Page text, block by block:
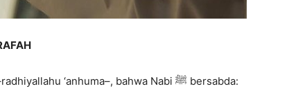
Diriwayatkan dari ‘Abdullah bin ‘Amr bin Al-‘Ash –radhiyallahu ‘anhuma–, bahwa Nabi ﷺ bersabda: